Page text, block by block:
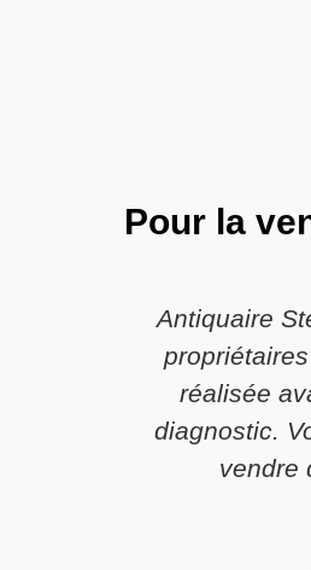
Pour la
Antiquaire
réalisée
diagnostic.
vendre